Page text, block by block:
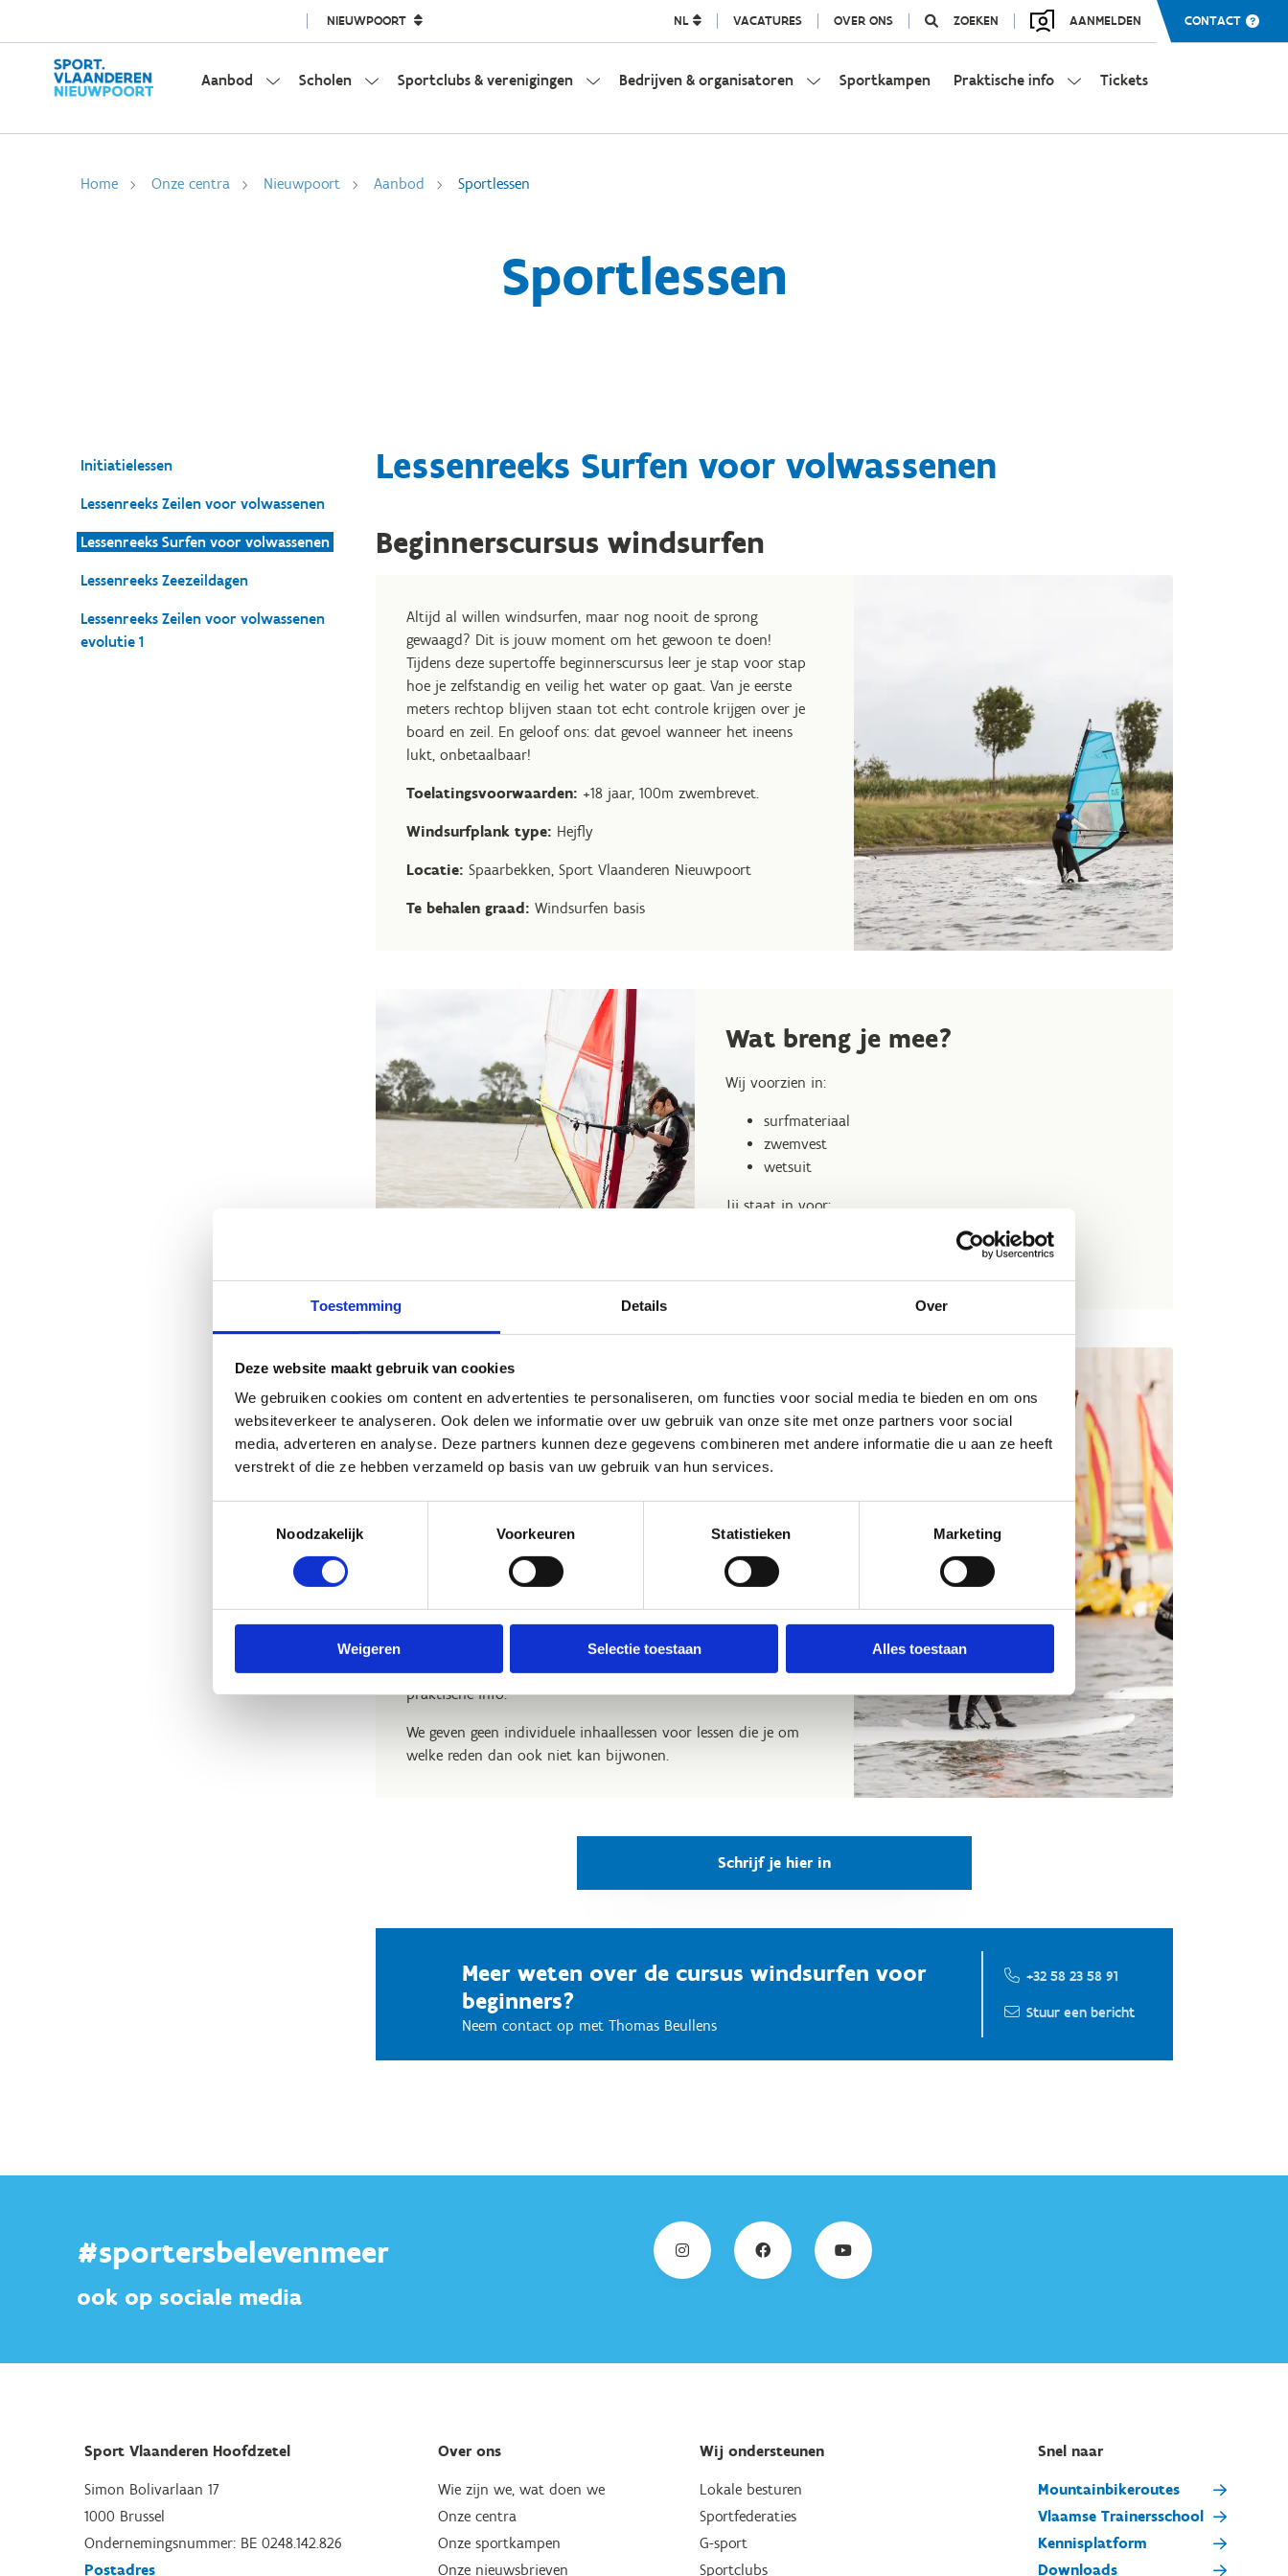
Toestemming Details Over
Deze website maakt gebruik van cookies
We gebruiken cookies om content en advertenties te personaliseren, om functies voor social media te bieden en om ons
websiteverkeer te analyseren. Ook delen we informatie over uw gebruik van onze site met onze partners voor social
media, adverteren en analyse. Deze partners kunnen deze gegevens combineren met andere informatie die u aan ze heeft
verstrekt of die ze hebben verzameld op basis van uw gebruik van hun services.
Noodzakelijk
Voorkeuren Statistieken Marketing
Weigeren Selectie toestaan Alles toestaan
NIEUWPOORT NL VACATURES OVER ONS ZOEKEN AANMELDEN CONTACT
Aanbod Scholen Sportclubs & verenigingen Bedrijven & organisatoren Sportkampen Praktische info Tickets
Home Onze centra Nieuwpoort Aanbod Sportlessen
Sportlessen
Initiatielessen
Lessenreeks Zeilen voor volwassenen
Lessenreeks Surfen voor volwassenen
Lessenreeks Zeezeildagen
Lessenreeks Zeilen voor volwassenen
evolutie 1
Lessenreeks Surfen voor volwassenen
Beginnerscursus windsurfen
Altijd al willen windsurfen, maar nog nooit de sprong
gewaagd? Dit is jouw moment om het gewoon te doen!
Tijdens deze supertoffe beginnerscursus leer je stap voor stap
hoe je zelfstandig en veilig het water op gaat. Van je eerste
meters rechtop blijven staan tot echt controle krijgen over je
board en zeil. En geloof ons: dat gevoel wanneer het ineens
lukt, onbetaalbaar!
Toelatingsvoorwaarden: +18 jaar, 100m zwembrevet.
Windsurfplank type: Hejfly
Locatie: Spaarbekken, Sport Vlaanderen Nieuwpoort
Te behalen graad: Windsurfen basis
Wat breng je mee?
Wij voorzien in:
surfmateriaal
zwemvest
wetsuit
Jij staat in voor:
Data 2026
De lessenreeksen lopen telkens over een periode van 4
zaterdagen, telkens van 10- 13u tijdens volgende periodes:
Reeks 1 (voorjaar): 02/05, 09/05, 23/05 en 30/05/'26
(geen les tijdens Hemelvaartweekend)
Reeks 3 (zomer): 08/08, 15/08, 22/08 en 29/08/'26
De lessen gaan enkel door bij voldoende interesse.
Je ontvangt na je inschrijving nog een mailtje met de nodige
praktische info.
We geven geen individuele inhaallessen voor lessen die je om
welke reden dan ook niet kan bijwonen.
Schrijf je hier in
Meer weten over de cursus windsurfen voor
beginners?
Neem contact op met Thomas Beullens
+32 58 23 58 91
Stuur een bericht
#sportersbelevenmeer
ook op sociale media
Sport Vlaanderen Hoofdzetel
Simon Bolivarlaan 17
1000 Brussel
Ondernemingsnummer: BE 0248.142.826
Postadres
Over ons
Wie zijn we, wat doen we
Onze centra
Onze sportkampen
Onze nieuwsbrieven
Wij ondersteunen
Lokale besturen
Sportfederaties
G-sport
Sportclubs
Snel naar
Mountainbikeroutes
Vlaamse Trainersschool
Kennisplatform
Downloads